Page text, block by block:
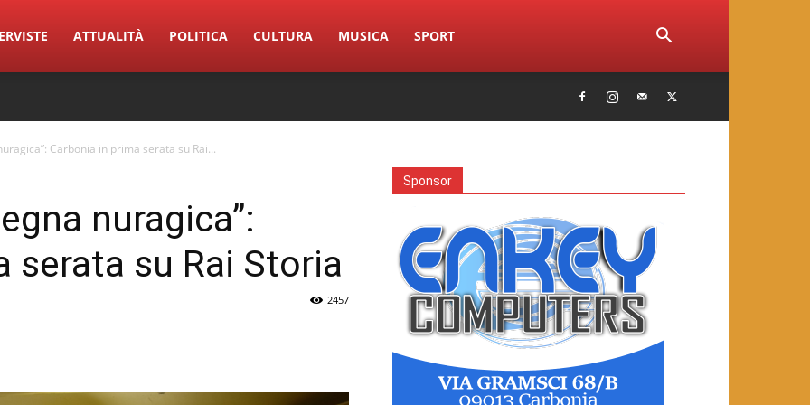
ATTUALITÀ POLITICA CULTURA MUSICA SPORT
Carbonia in prima serata su Rai...
nuragica”:
serata su Rai Storia
2457
Sponsor